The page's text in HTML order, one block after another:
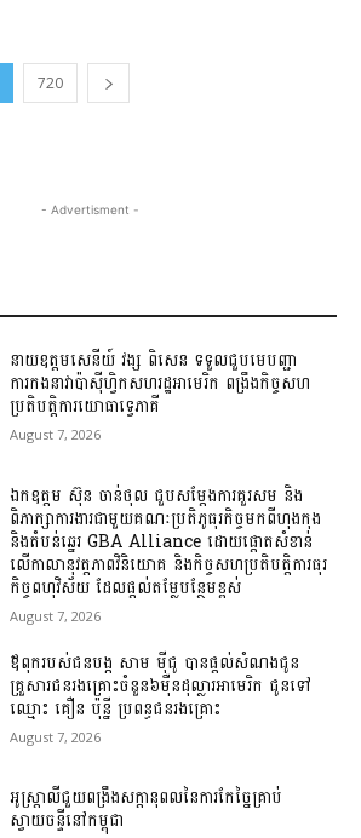
720
- Advertisment -
នាយឧត្តមសេនីយ៍ វង្ស ពិសេន ទទួលជួបមេបញ្ជា
ការកងនាវាប៉ាស៊ីហ្វិកសហរដ្ឋអាមេរិក ពង្រឹងកិច្ចសហ
ប្រតិបត្តិការយោធាទ្វេភាគី
August 7, 2026
ឯកឧត្តម ស៊ុន ចាន់ថុល ជួបសម្តែងការគួរសម និង
ពិភាក្សាការងារជាមួយគណៈប្រតិភូធុរកិច្ចមកពីហុងកុង
និងតំបន់ឆ្នេរ GBA Alliance ដោយផ្តោតសំខាន់
លើកាលានុវត្តភាពវិនិយោគ និងកិច្ចសហប្រតិបត្តិការធុរ
កិច្ចពហុវិស័យ ដែលផ្តល់តម្លែបន្ថែមខ្ពស់
August 7, 2026
ឪពុករបស់ជនបង្ក សាម ម៉ីជូ បានផ្តល់សំណងជូន
គ្រួសារជនរងគ្រោះចំនួន៦ម៉ឺនដុល្លារអាមេរិក ជូនទៅ​
ឈ្មោះ​ គឿន​ ប៉ុន្នី​ ប្រពន្ធជនរងគ្រោះ​
August 7, 2026
អូស្ត្រាលីជួយពង្រឹងសក្តានុពលនៃការកែច្នៃគ្រាប់
ស្វាយចន្ទីនៅកម្ពុជា